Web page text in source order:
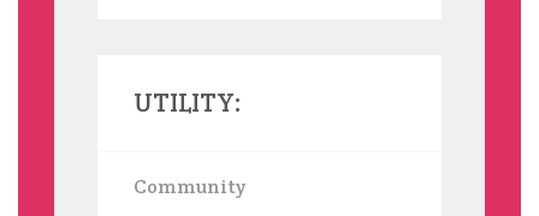
UTILITY:
Community